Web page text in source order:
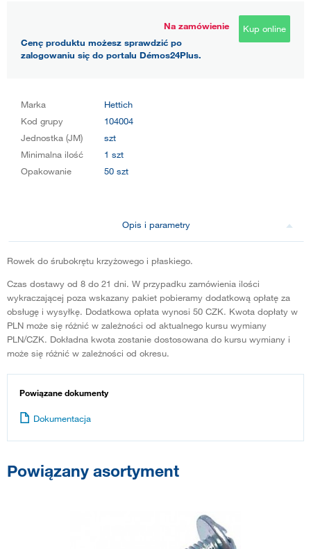
Na zamówienie
Cenę produktu możesz sprawdzić po
zalogowaniu się do portalu Démos24Plus.
Kup online
Marka
Hettich
Kod grupy
104004
Jednostka (JM)
szt
Minimalna ilość
1 szt
Opakowanie
50 szt
Opis i parametry
Rowek do śrubokrętu krzyżowego i płaskiego.
Czas dostawy od 8 do 21 dni. W przypadku zamówienia ilości
wykraczającej poza wskazany pakiet pobieramy dodatkową opłatę za
obsługę i wysyłkę. Dodatkowa opłata wynosi 50 CZK. Kwota dopłaty w
PLN może się różnić w zależności od aktualnego kursu wymiany
PLN/CZK. Dokładna kwota zostanie dostosowana do kursu wymiany i
może się różnić w zależności od okresu.
Powiązane dokumenty
Dokumentacja
Powiązany asortyment